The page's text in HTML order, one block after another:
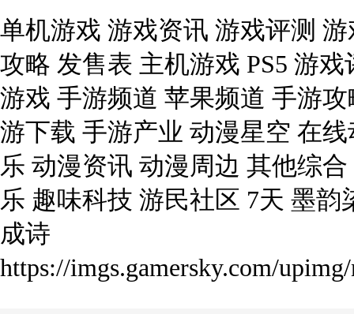
单机游戏 游戏资讯 游戏评测
攻略 发售表 主机游戏 PS5 游
游戏 手游频道 苹果频道 手游
游下载 手游产业 动漫星空 在
乐 动漫资讯 动漫周边 其他综
乐 趣味科技 游民社区 7天 墨
成诗
https://imgs.gamersky.com/